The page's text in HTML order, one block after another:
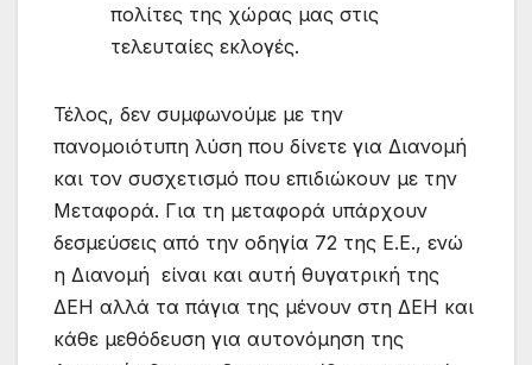
πολίτες της χώρας μας στις
τελευταίες εκλογές.
Τέλος, δεν συμφωνούμε με την
πανομοιότυπη λύση που δίνετε για Διανομή
και τον συσχετισμό που επιδιώκουν με την
Μεταφορά. Για τη μεταφορά υπάρχουν
δεσμεύσεις από την οδηγία 72 της Ε.Ε., ενώ
η Διανομή είναι και αυτή θυγατρική της
ΔΕΗ αλλά τα πάγια της μένουν στη ΔΕΗ και
κάθε μεθόδευση για αυτονόμηση της